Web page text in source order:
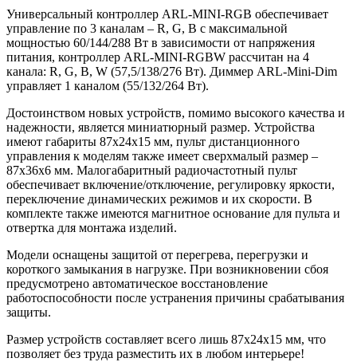
Универсальный контроллер ARL-MINI-RGB обеспечивает
управление по 3 каналам – R, G, B с максимальной
мощностью 60/144/288 Вт в зависимости от напряжения
питания, контроллер ARL-MINI-RGBW рассчитан на 4
канала: R, G, B, W (57,5/138/276 Вт). Диммер ARL-Mini-Dim
управляет 1 каналом (55/132/264 Вт).
Достоинством новых устройств, помимо высокого качества и
надежности, является миниатюрный размер. Устройства
имеют габариты 87x24x15 мм, пульт дистанционного
управления к моделям также имеет сверхмалый размер –
87х36х6 мм. Малогабаритный радиочастотный пульт
обеспечивает включение/отключение, регулировку яркости,
переключение динамических режимов и их скорости. В
комплекте также имеются магнитное основание для пульта и
отвертка для монтажа изделий.
Модели оснащены защитой от перегрева, перегрузки и
короткого замыкания в нагрузке. При возникновении сбоя
предусмотрено автоматическое восстановление
работоспособности после устранения причины срабатывания
защиты.
Размер устройств составляет всего лишь 87x24x15 мм, что
позволяет без труда разместить их в любом интерьере!